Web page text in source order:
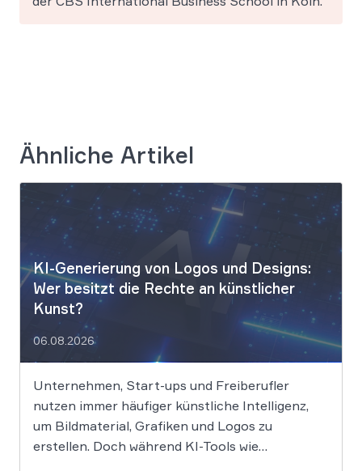
Ähnliche Artikel
KI-Generierung von Logos und Designs:
Wer besitzt die Rechte an künstlicher
Kunst?
06.08.2026
Unternehmen, Start-ups und Freiberufler
nutzen immer häufiger künstliche Intelligenz,
um Bildmaterial, Grafiken und Logos zu
erstellen. Doch während KI-Tools wie